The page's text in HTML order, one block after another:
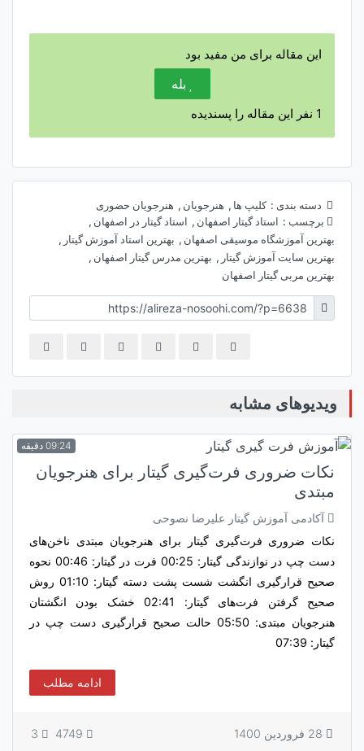
این مقاله برای من مفید بود
بله
1 نفر این مقاله را پسندیده
دسته بندی : کلیپ ها , هنرجویان , هنرجویان حضوری
برچسب : استاد گیتار اصفهان , استاد گیتار در اصفهان ,
بهترین آموزشگاه موسیقی اصفهان , بهترین استاد آموزش گیتار ,
بهترین سایت آموزش گیتار , بهترین مدرس گیتار اصفهان ,
بهترین مربی گیتار اصفهان
ویدیوهای مشابه
09:24 دقیقه
نکات ضروری فرت‌گیری گیتار برای هنرجویان
مبتدی
آکادمی آموزش گیتار علیرضا نصوحی
نکات ضروری فرت‌گیری گیتار برای هنرجویان مبتدی ناخن‌های
دست چپ در نوازندگی گیتار: 00:25 فرت‌ در گیتار: 00:46 نحوه
صحیح قرارگیری انگشت شست پشت دسته گیتار: 01:10 روش
صحیح گرفتن فرت‌های گیتار: 02:41 خشک بودن انگشتان
هنرجویان مبتدی: 05:50 حالت صحیح قرارگیری دست چپ در
گیتار: 07:39
ادامه مطلب